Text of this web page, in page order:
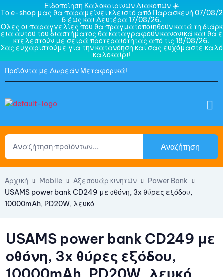
Ειδοποίηση Καλοκαιρινών Διακοπών ☀️
Το e-shop μας θα παραμείνει κλειστό από Παρασκευή 07/08/2
6 έως και Δευτέρα 17/08/26.
Όλες οι παραγγελίες που θα πραγματοποιηθούν κατά τη διάρκ
εια αυτού του διαστήματος θα καταγραφούν κανονικά και θα ε
κτελεστούν με σειρά προτεραιότητας από τις 18/08/26.
Σας ευχαριστούμε για την κατανόηση και σας ευχόμαστε καλό
καλοκαίρι!
Προϊόντα με Δωρεάν Μεταφορικά!
Αναζήτηση
Αρχική Mobile Αξεσουάρ κινητών
Power Bank
USAMS power bank CD249 με οθόνη, 3x θύρες εξόδου,
10000mAh, PD20W, λευκό
USAMS power bank CD249 με
οθόνη, 3x θύρες εξόδου,
10000mAh, PD20W, λευκό